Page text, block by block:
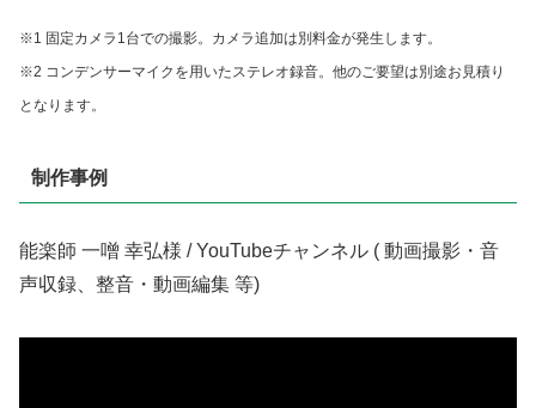
※1 固定カメラ1台での撮影。カメラ追加は別料金が発生します。
※2 コンデンサーマイクを用いたステレオ録音。他のご要望は別途お見積り
となります。
制作事例
能楽師 一噌 幸弘様 / YouTubeチャンネル ( 動画撮影・音
声収録、整音・動画編集 等)